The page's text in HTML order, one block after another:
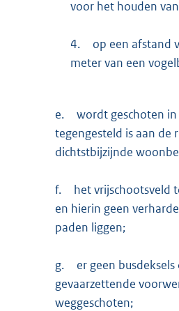
voor het houden
4.
op een afstand
meter van een
e.
wordt geschoten
tegengesteld is aan de
dichtstbijzijnde
f.
het vrijschootsveld
en hierin geen
paden liggen;
g.
er geen
gevaarzettende
weggeschoten;